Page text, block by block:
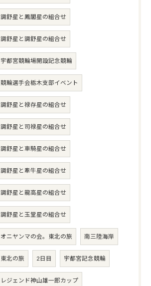
調舒星と鳳閣星の組合せ
調舒星と調舒星の組合せ
宇都宮競輪場開設記念競輪
競輪選手会栃木支部イベント
調舒星と禄存星の組合せ
調舒星と司禄星の組合せ
調舒星と車騎星の組合せ
調舒星と牽牛星の組合せ
調舒星と龍高星の組合せ
調舒星と玉堂星の組合せ
オニヤンマの会。東北の旅 南三陸海岸
東北の旅 2日目 宇都宮記念競輪
レジェンド神山雄一郎カップ